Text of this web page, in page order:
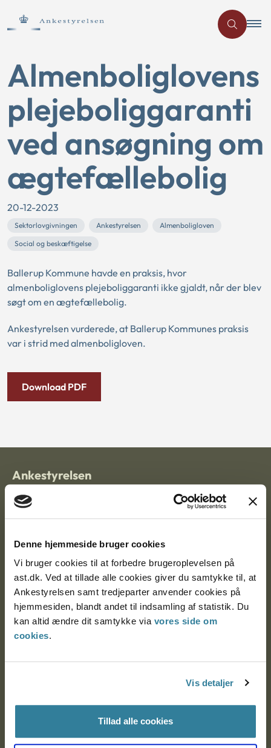
Denne hjemmeside bruger cookies
Vi bruger cookies til at forbedre brugeroplevelsen på
ast.dk. Ved at tillade alle cookies giver du samtykke til, at
Ankestyrelsen samt tredjeparter anvender cookies på
hjemmesiden, blandt andet til indsamling af statistik. Du
kan altid ændre dit samtykke via vores side om
cookies.
Vis detaljer
Tillad alle cookies
Almenboliglovens
plejeboliggaranti
ved ansøgning om
ægtefællebolig
20-12-2023
Sektorlovgivningen Ankestyrelsen
Almenboligloven
Social og beskæftigelse
Ballerup Kommune havde en praksis, hvor
almenboliglovens plejeboliggaranti ikke gjaldt, når der blev
søgt om en ægtefællebolig.
Ankestyrelsen vurderede, at Ballerup Kommunes praksis
var i strid med almenboligloven.
Download PDF
Ankestyrelsen
Postadresse:
9000 Aalborg
Ankestyrelsen Aalborg
Ankestyrelsen København